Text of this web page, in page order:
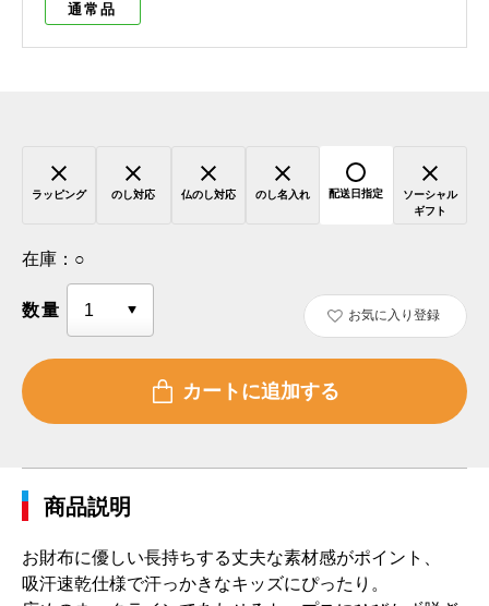
通常品
ラッピング のし対応 仏のし対応 のし名入れ 配送日指定
ソーシャル
ギフト
在庫： ○
数量 お気に入り登録
商品説明
お財布に優しい長持ちする丈夫な素材感がポイント、
吸汗速乾仕様で汗っかきなキッズにぴったり。